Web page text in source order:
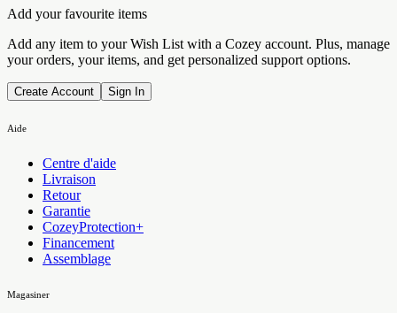
Add your favourite items
Add any item to your Wish List with a Cozey account. Plus, manage
your orders, your items, and get personalized support options.
Create Account Sign In
Aide
Centre d'aide
Livraison
Retour
Garantie
CozeyProtection+
Financement
Assemblage
Magasiner